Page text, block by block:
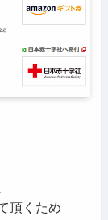
頂くため